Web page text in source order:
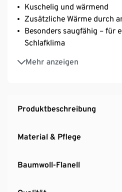
Kuschelig und wärmend
Zusätzliche Wärme durch
Besonders saugfähig – für
Schlafklima
Mehr anzeigen
Einfaches Beziehen und
Gummizug an Kopf- und
Produktbeschreibung
Material & Pflege
Baumwoll-Flanell